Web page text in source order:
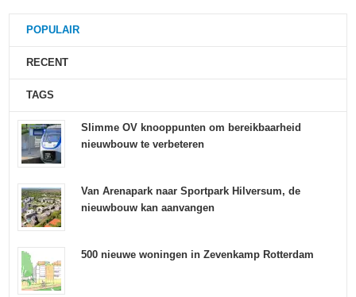
POPULAIR
RECENT
TAGS
Slimme OV knooppunten om bereikbaarheid
nieuwbouw te verbeteren
Van Arenapark naar Sportpark Hilversum, de
nieuwbouw kan aanvangen
500 nieuwe woningen in Zevenkamp Rotterdam